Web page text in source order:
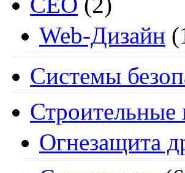
Web-Дизайн
Системы
Строительные
Огнезащита